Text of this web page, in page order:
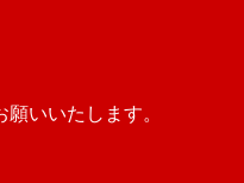
いいたします。